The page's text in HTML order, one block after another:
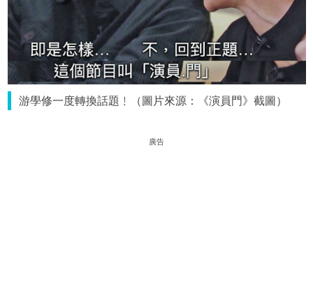
游學修一度轉換話題﹗（圖片來源：《演員門》截圖）
廣告